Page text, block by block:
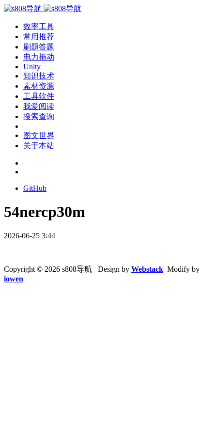
效率工具
常用推荐
刷题答题
电力拖动
Unity
知识技术
素材资源
工具软件
我爱阅读
搜索查询
图文世界
关于本站
GitHub
54nercp30m
2026-06-25 3:44
Copyright © 2026 s808导航 Design by Webstack Modify by
iowen